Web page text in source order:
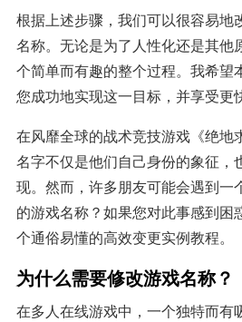
根据上述步骤，我们可以很容易地
名称。无论是为了人性化还是其他
个简单而有趣的整个过程。我希望
您成功地实现这一目标，并享受更
在风靡全球的战术竞技游戏《绝地
名字不仅是他们自己身份的象征，
现。然而，许多朋友可能会遇到一
的游戏名称？如果您对此事感到困
个通俗易懂的高效变更实例教程。
为什么需要修改游戏名称？
在多人在线游戏中，一个独特而有